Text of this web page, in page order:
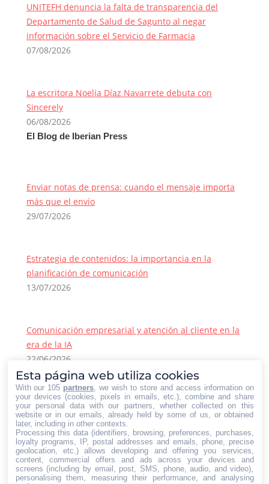
UNITEFH denuncia la falta de transparencia del
Departamento de Salud de Sagunto al negar
información sobre el Servicio de Farmacia
07/08/2026
La escritora Noelia Díaz Navarrete debuta con
Sincerely
06/08/2026
El Blog de Iberian Press
Enviar notas de prensa: cuando el mensaje importa
más que el envío
29/07/2026
Estrategia de contenidos: la importancia en la
planificación de comunicación
13/07/2026
Comunicación empresarial y atención al cliente en la
era de la IA
22/06/2026
Contacto Iberian Press
Principales vías de contacto:
E-mail:
info@iberianpress.es
Teléfono:
+34 911863556
Fax:
Esta página web utiliza cookies
With our 105 partners , we wish to store and access information on
your devices (cookies, pixels in emails, etc.), combine and share
your personal data with our partners, whether collected on this
website or in our emails, already held by some of us, or obtained
later, including in other contexts.
Processing this data (identifiers, browsing, preferences, purchases,
loyalty programs, IP, postal addresses and emails, phone, precise
geolocation, etc.) allows developing and offering you services,
content, commercial offers and ads across your devices and
screens (including by email, post, SMS, phone, audio, and video),
personalising them, measuring their performance, and analysing